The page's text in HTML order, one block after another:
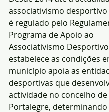
associativismo
é regulado pelo
Programa de Apoio ao
Associativismo
estabelece as condições
município apoia as
desportivas que
actividade no concelho de
Portalegre, determinando